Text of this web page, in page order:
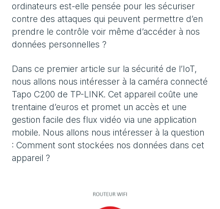
ordinateurs est-elle pensée pour les sécuriser
contre des attaques qui peuvent permettre d’en
prendre le contrôle voir même d’accéder à nos
données personnelles ?
Dans ce premier article sur la sécurité de l’IoT,
nous allons nous intéresser à la caméra connecté
Tapo C200 de TP-LINK. Cet appareil coûte une
trentaine d’euros et promet un accès et une
gestion facile des flux vidéo via une application
mobile. Nous allons nous intéresser à la question
: Comment sont stockées nos données dans cet
appareil ?